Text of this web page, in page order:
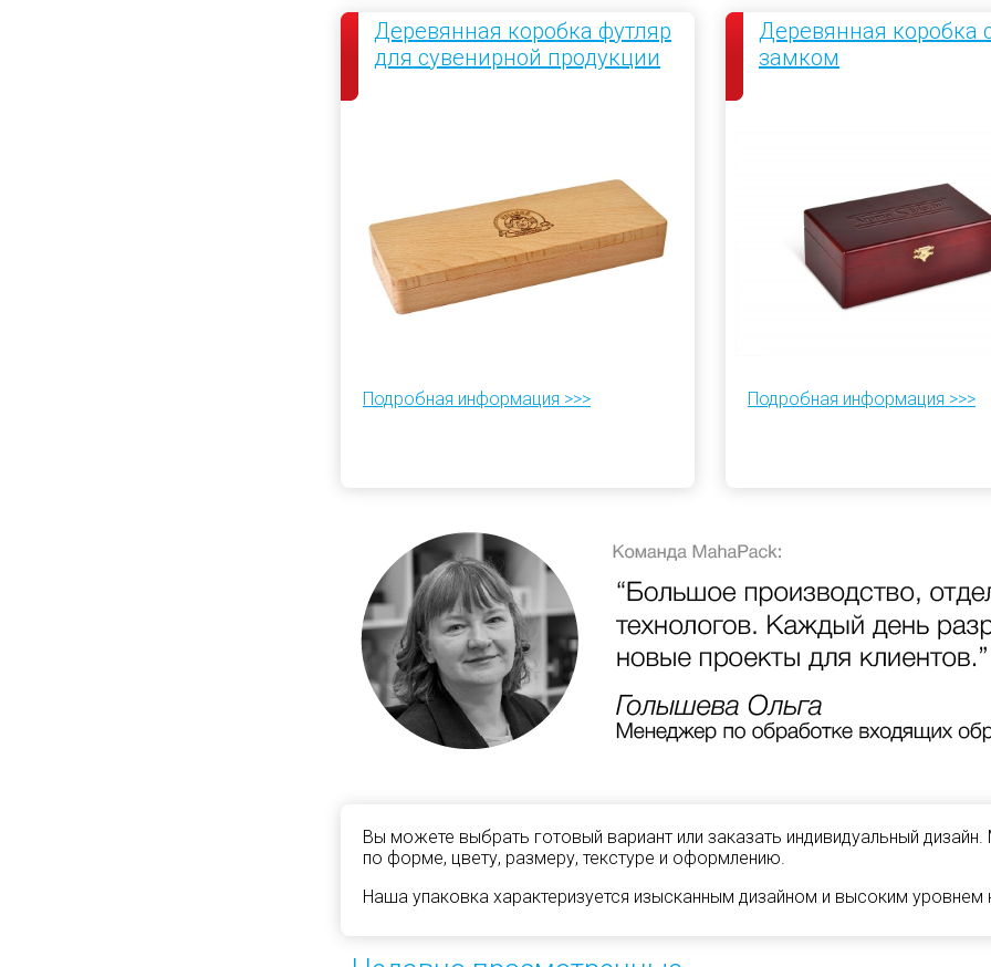
Деревянная коробка футляр
для сувенирной продукции
Подробная информация >>>
Деревянная коробка
замком
Подробная информация >>>
Вы можете выбрать готовый вариант или заказать индивидуальный
по форме, цвету, размеру, текстуре и оформлению.
Наша упаковка характеризуется изысканным дизайном и высоким